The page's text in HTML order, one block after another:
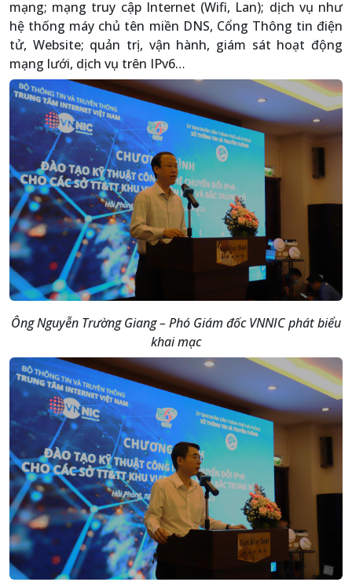
mạng; mạng truy cập Internet (Wifi, Lan); dịch vụ như
hệ thống máy chủ tên miền DNS, Cổng Thông tin điện
tử, Website; quản trị, vận hành, giám sát hoạt động
mạng lưới, dịch vụ trên IPv6…
Ông Nguyễn Trường Giang – Phó Giám đốc VNNIC phát biểu
khai mạc